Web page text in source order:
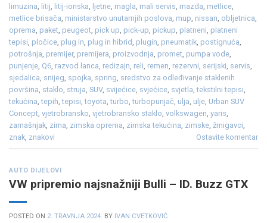
limuzina, litij, litij-ionska, ljetne, magla, mali servis, mazda, metlice,
metlice brisača, ministarstvo unutarnjih poslova, mup, nissan, obljetnica,
oprema, paket, peugeot, pick up, pick-up, pickup, platneni, platneni
tepisi, pločice, plug in, plug in hibrid, plugin, pneumatik, postignuća,
potrošnja, premijer, premijera, proizvodnja, promet, pumpa vode,
punjenje, Q6, razvod lanca, redizajn, reli, remen, rezervni, serijski, servis,
sjedalica, snijeg, spojka, spring, sredstvo za odleđivanje staklenih
površina, staklo, struja, SUV, svijećice, svjećice, svjetla,tekstilni tepisi,
tekućina,tepih,tepisi,toyota,turbo,turbopunjač, ulja, ulje, Urban SUV
Concept, vjetrobransko, vjetrobransko staklo, volkswagen, yaris,
zamašnjak, zima, zimska oprema, zimska tekućina, zimske, žmigavci,
znak, znakovi Ostavite komentar
AUTO DIJELOVI
VW pripremio najsnažniji Bulli – ID. Buzz GTX
POSTED ON 2. TRAVNJA 2024. BY IVAN CVETKOVIĆ